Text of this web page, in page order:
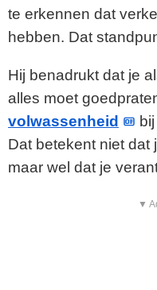
te erkennen dat
hebben. Dat
Hij benadrukt dat je
alles moet
volwassenheid
Dat betekent niet dat
maar wel dat je
▼